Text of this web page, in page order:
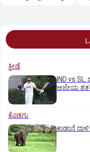
ಕ್ರೀಡೆ
IND vs
ಅಜೇಯ
ಕೊಡಗು
ಕಾಡಾನೆ